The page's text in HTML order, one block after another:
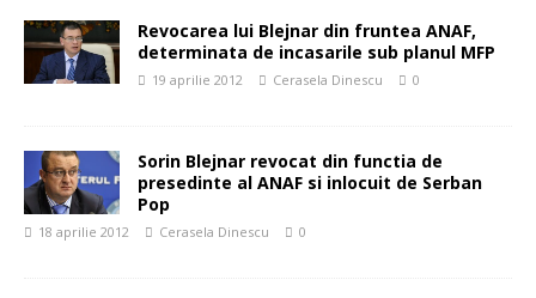
Revocarea lui Blejnar din fruntea ANAF,
determinata de incasarile sub planul MFP
19 aprilie 2012 Cerasela Dinescu 0
Sorin Blejnar revocat din functia de
presedinte al ANAF si inlocuit de Serban
Pop
18 aprilie 2012 Cerasela Dinescu 0